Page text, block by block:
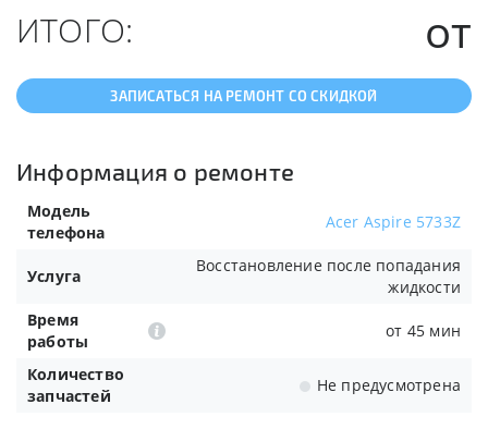
ИТОГО: от
ЗАПИСАТЬСЯ НА РЕМОНТ СО СКИДКОЙ
Информация о ремонте
Модель
телефона
Acer Aspire 5733Z
Услуга
Восстановление после попадания
жидкости
Время
работы
от 45 мин
Количество
запчастей
Не предусмотрена